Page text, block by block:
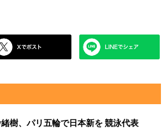
樹、パリ五輪で日本新を 競泳代表